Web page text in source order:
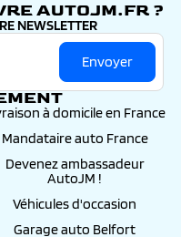
AUTOJM.FR ?
NEWSLETTER
Envoyer
à domicile en France
Mandataire auto France
Devenez ambassadeur
AutoJM !
Véhicules d'occasion
Garage auto Belfort